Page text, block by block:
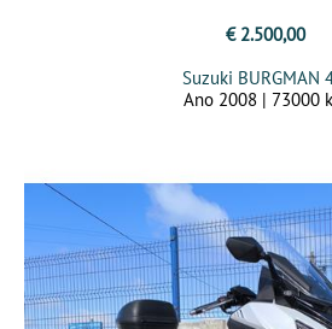
€ 2.500,00
Suzuki BURGMAN
Ano 2008 | 73000